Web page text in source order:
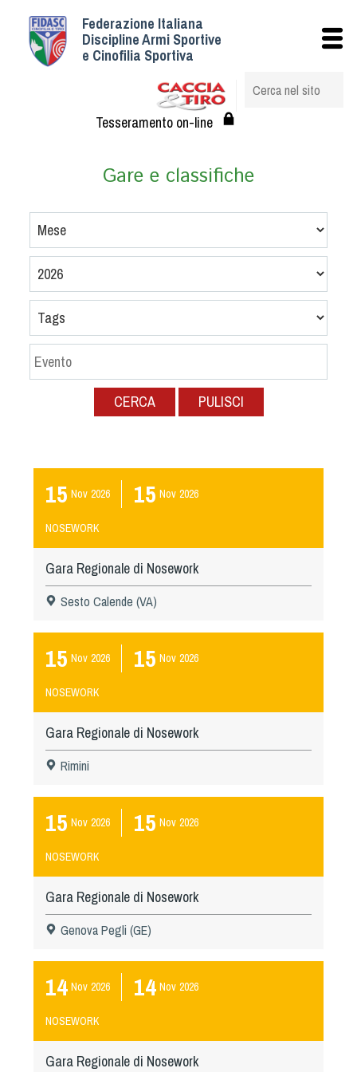
Federazione Italiana
Discipline Armi Sportive
e Cinofilia Sportiva
Tesseramento on-line
Gare e classifiche
CERCA PULISCI
15 Nov 2026 15 Nov 2026
NOSEWORK
Gara Regionale di Nosework
Sesto Calende (VA)
15 Nov 2026 15 Nov 2026
NOSEWORK
Gara Regionale di Nosework
Rimini
15 Nov 2026 15 Nov 2026
NOSEWORK
Gara Regionale di Nosework
Genova Pegli (GE)
14 Nov 2026 14 Nov 2026
NOSEWORK
Gara Regionale di Nosework
Istituzionale
Struttura
Albo Veterinari federali
Tesseramento e Affiliazioni
Circolari
Convenzioni
Tesserati
Referenti e gruppi di lavoro regionali
Scuole Federali
Calendario Manifestazioni
Modelli e moduli
Albo Atleti Cinofili
Guida Locandine Ufficiali
Tiro a Palla
Field Target
Softair
Agility
Dog Trail